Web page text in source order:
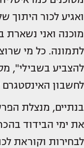
ואגיע לכור היתוך
מוכנה ואני נשארת
לתמונה. כל מי
להצביע בשבילי",
לחשבון
בנתיים, מנצלת
את ימי הבידוד
לבחירות וקוראת